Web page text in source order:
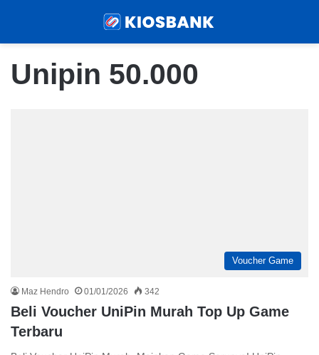
Unipin 50.000
Voucher Game
Maz Hendro 01/01/2026 342
Beli Voucher UniPin Murah Top Up Game
Terbaru